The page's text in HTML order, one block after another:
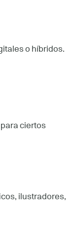
o híbridos.
ciertos
ilustradores,